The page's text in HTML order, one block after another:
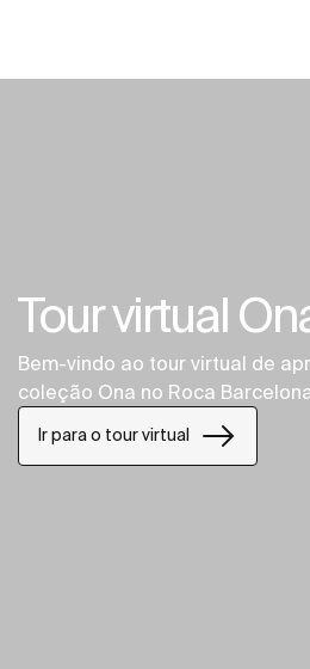
Tour virtual
Bem-vindo ao tour virtual de
coleção Ona no Roca
Ir para o tour virtual